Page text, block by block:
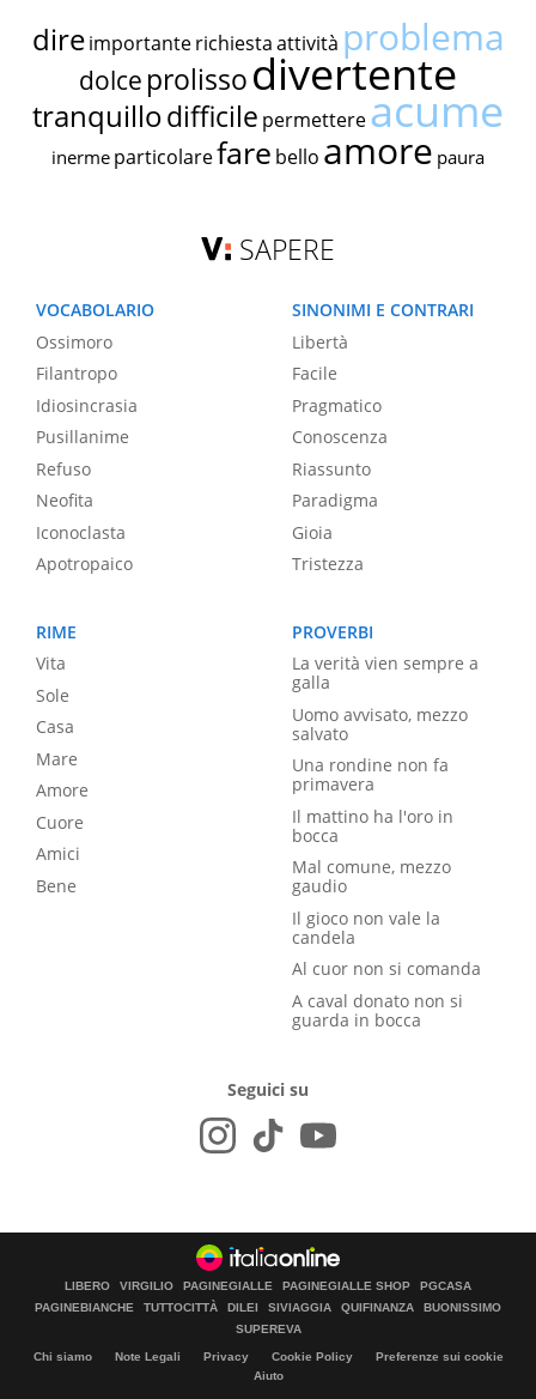
dire importante richiestaattività problema
dolce prolissodivertente
tranquillodifficile permettereacume
inerme particolarefare bello amore paura
SAPERE
VOCABOLARIO
Ossimoro
Filantropo
Idiosincrasia
Pusillanime
Refuso
Neofita
Iconoclasta
Apotropaico
SINONIMI E CONTRARI
Libertà
Facile
Pragmatico
Conoscenza
Riassunto
Paradigma
Gioia
Tristezza
RIME
Vita
Sole
Casa
Mare
Amore
Cuore
Amici
Bene
PROVERBI
La verità vien sempre a
galla
Uomo avvisato, mezzo
salvato
Una rondine non fa
primavera
Il mattino ha l'oro in
bocca
Mal comune, mezzo
gaudio
Il gioco non vale la
candela
Al cuor non si comanda
A caval donato non si
guarda in bocca
Seguici su
LIBERO VIRGILIO PAGINEGIALLE PAGINEGIALLE SHOP
PGCASA
PAGINEBIANCHE
TUTTOCITTÀ DILEI SIVIAGGIA QUIFINANZA
BUONISSIMO
SUPEREVA
Chi siamo Note Legali Privacy Cookie Policy
Preferenze sui cookie
Aiuto